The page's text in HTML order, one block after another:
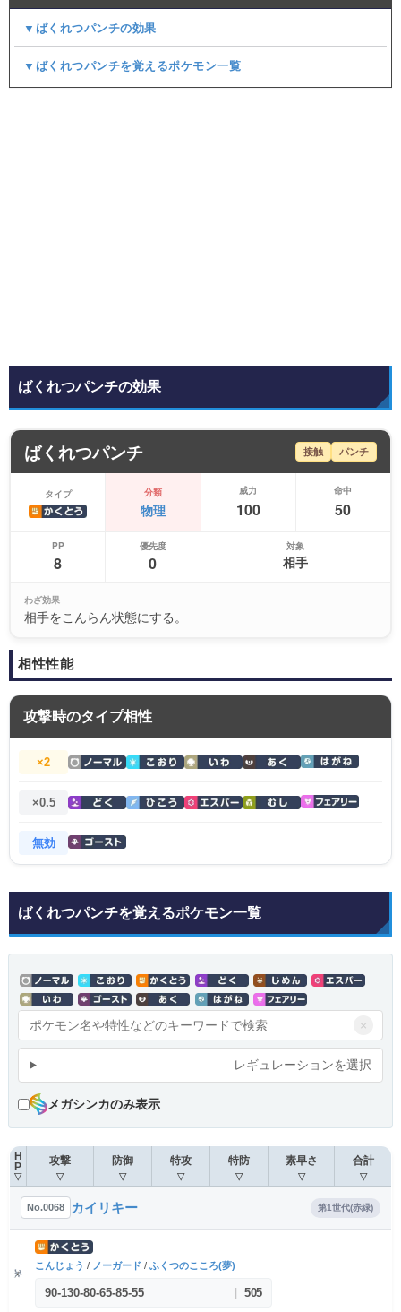
▼ばくれつパンチの効果
▼ばくれつパンチを覚えるポケモン一覧
ばくれつパンチの効果
ばくれつパンチ 接触 パンチ
タイプ 分類
物理
威力
100
命中
50
PP
8
優先度
0
対象
相手
わざ効果
相手をこんらん状態にする。
相性性能
攻撃時のタイプ相性
×2
×0.5
無効
ばくれつパンチを覚えるポケモン一覧
×
レギュレーションを選択
メガシンカのみ表示
H
P
▽
攻撃
▽
防御
▽
特攻
▽
特防
▽
素早さ
▽
合計
▽
No.0068 カイリキー 第1世代(赤緑)
こんじょう / ノーガード / ふくつのこころ(夢)
90-130-80-65-85-55 505